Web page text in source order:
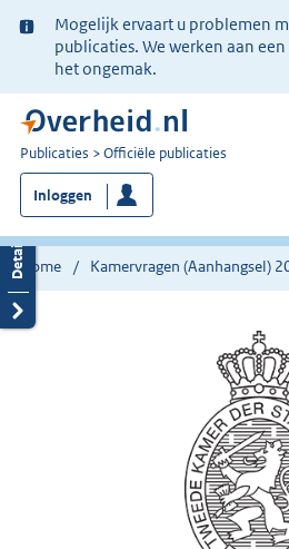
Ter
informatie:
Mogelijk ervaart u problemen
publicaties. We werken aan
het ongemak.
U
bent
nu
hier:
Publicaties Officiële publicaties
Inloggen
Home Kamervragen (Aanhangsel)